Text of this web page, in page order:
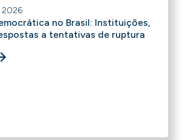
2026
no Brasil: Instituições,
a tentativas de ruptura